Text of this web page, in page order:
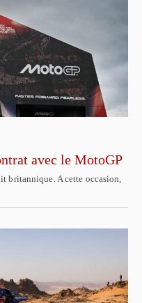
avec le MotoGP
britannique. A cette occasion,